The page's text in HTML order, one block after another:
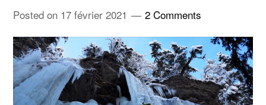
Posted on 17 février 2021 2 Comments